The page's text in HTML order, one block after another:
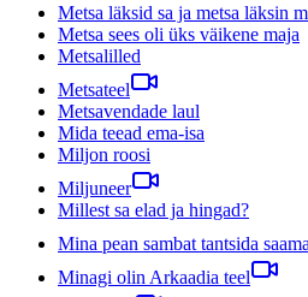
Metsa läksid sa ja metsa läksin
Metsa sees oli üks väikene maja
Metsalilled
Metsateel
Metsavendade laul
Mida teead ema-isa
Miljon roosi
Miljuneer
Millest sa elad ja hingad?
Mina pean sambat tantsida saama
Minagi olin Arkaadia teel